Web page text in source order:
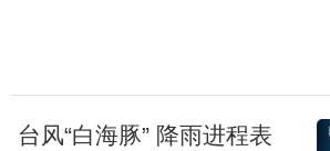
中国气象局升级调整应急响应